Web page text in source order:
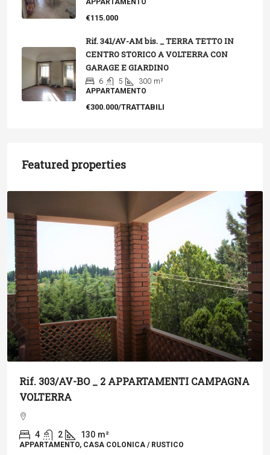
APPARTAMENTO
€115.000
Rif. 341/AV-AM bis. _ TERRA TETTO IN
CENTRO STORICO A VOLTERRA CON
GARAGE E GIARDINO
6 5 300 m²
APPARTAMENTO
€300.000/TRATTABILI
Featured properties
Rif. 303/AV-BO _ 2 APPARTAMENTI CAMPAGNA
VOLTERRA
4 2 130 m²
APPARTAMENTO, CASA COLONICA / RUSTICO